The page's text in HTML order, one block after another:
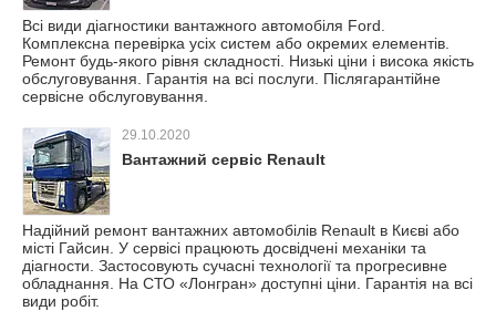
Всі види діагностики вантажного автомобіля Ford.
Комплексна перевірка усіх систем або окремих елементів.
Ремонт будь-якого рівня складності. Низькі ціни і висока якість
обслуговування. Гарантія на всі послуги. Післягарантійне
сервісне обслуговування.
29.10.2020
Вантажний сервіс Renault
Надійний ремонт вантажних автомобілів Renault в Києві або
місті Гайсин. У сервісі працюють досвідчені механіки та
діагности. Застосовують сучасні технології та прогресивне
обладнання. На СТО «Лонгран» доступні ціни. Гарантія на всі
види робіт.